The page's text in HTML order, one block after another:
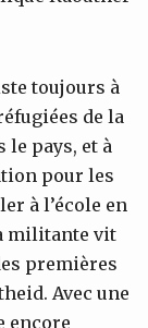
toujours à
de la
le pays, et à
pour les
à l’école en
militante vit
premières
Avec une
encore